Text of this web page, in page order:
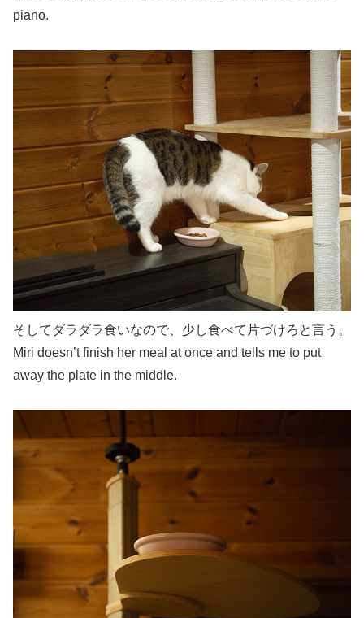
piano.
そしてダラダラ食いなので、少し食べて片づけろと言う。
Miri doesn’t finish her meal at once and tells me to put
away the plate in the middle.